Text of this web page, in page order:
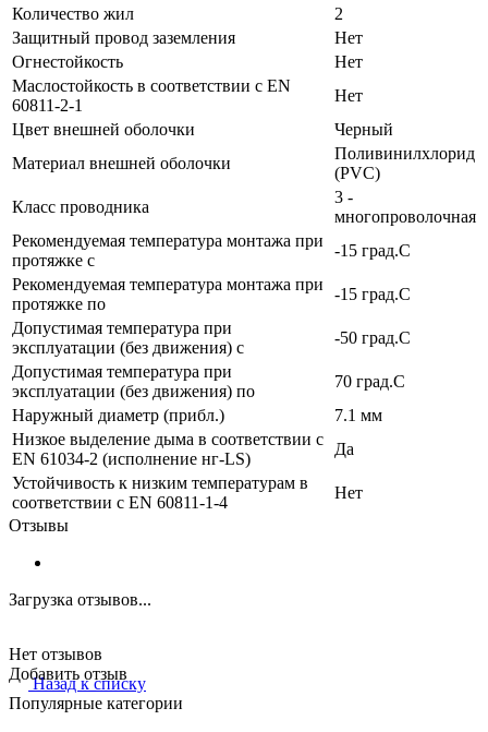
Количество жил
2
Защитный провод заземления
Нет
Огнестойкость
Нет
Маслостойкость в соответствии с EN
60811-2-1
Нет
Цвет внешней оболочки
Черный
Материал внешней оболочки
Поливинилхлорид
(PVC)
Класс проводника
3 -
многопроволочная
Рекомендуемая температура монтажа при
протяжке с
-15 град.C
Рекомендуемая температура монтажа при
протяжке по
-15 град.C
Допустимая температура при
эксплуатации (без движения) с
-50 град.C
Допустимая температура при
эксплуатации (без движения) по
70 град.C
Наружный диаметр (прибл.)
7.1 мм
Низкое выделение дыма в соответствии с
EN 61034-2 (исполнение нг-LS)
Да
Устойчивость к низким температурам в
соответствии с EN 60811-1-4
Нет
Отзывы
Загрузка отзывов...
Нет отзывов
Добавить отзыв
Назад к списку
Популярные категории